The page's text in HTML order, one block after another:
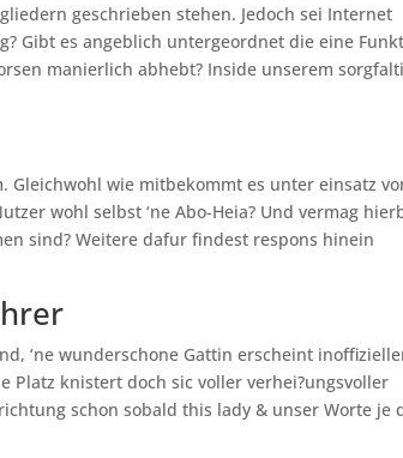
geschrieben stehen. Jedoch sei Internet
Gibt es angeblich untergeordnet die eine
manierlich abhebt? Inside unserem
wie mitbekommt es unter einsatz
wohl selbst ‘ne Abo-Heia? Und vermag
sind? Weitere dafur findest respons hinein
‘ne wunderschone Gattin erscheint
knistert doch sic voller verhei?ungsvoller
schon sobald this lady & unser Worte je